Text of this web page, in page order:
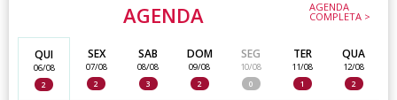
AGENDA AGENDA
COMPLETA >
QUI
06/08
2
SEX
07/08
2
SAB
08/08
3
DOM
09/08
2
SEG
10/08
0
TER
11/08
1
QUA
12/08
2